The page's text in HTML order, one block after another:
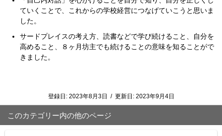
ていくことで、これからの学校経営につなげていこうと思いま
した。
サードプレイスの考え方、読書などで学び続けること、自分を
高めること、８ヶ月坊主でも続けることの意味を知ることがで
きました。
登録日: 2023年8月3日 / 更新日: 2023年9月4日
このカテゴリー内の他のページ